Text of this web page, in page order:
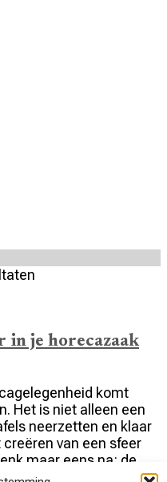
in je horecazaak
komt
Het is niet alleen een
neerzetten en klaar
van een sfeer
maar eens na: de
zal er …